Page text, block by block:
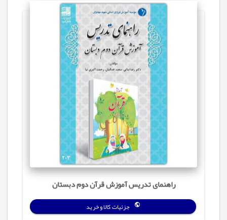
راهنمای تدریس آموزش قرآن دوم دبستان
جزئیات کالا و خرید